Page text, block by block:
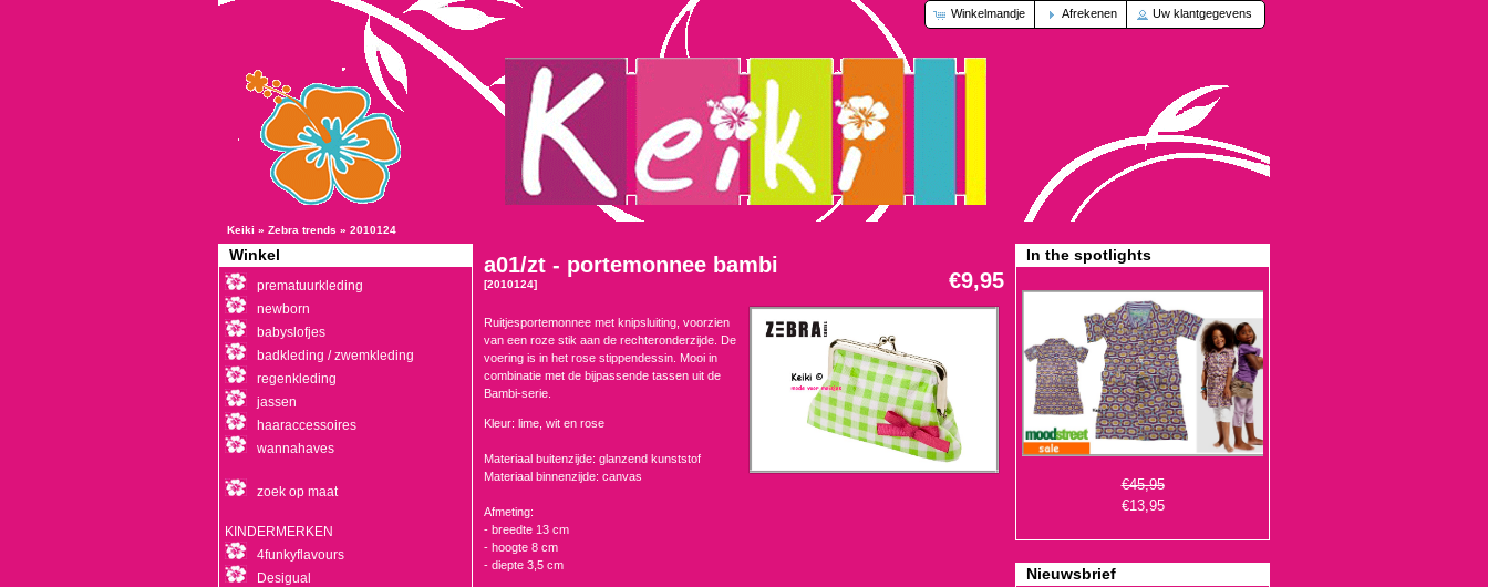
Winkelmandje Afrekenen Uw klantgegevens
Keiki » Zebra trends » 2010124
€9,95
a01/zt - portemonnee bambi
[2010124]
Ruitjesportemonnee met knipsluiting, voorzien
van een roze stik aan de rechteronderzijde. De
voering is in het rose stippendessin. Mooi in
combinatie met de bijpassende tassen uit de
Bambi-serie.
Kleur: lime, wit en rose
Materiaal buitenzijde: glanzend kunststof
Materiaal binnenzijde: canvas
Afmeting:
- breedte 13 cm
- hoogte 8 cm
- diepte 3,5 cm
Winkel
prematuurkleding
newborn
babyslofjes
badkleding / zwemkleding
regenkleding
jassen
haaraccessoires
wannahaves
zoek op maat
KINDERMERKEN
4funkyflavours
Desigual
In the spotlights
€13,95
Nieuwsbrief